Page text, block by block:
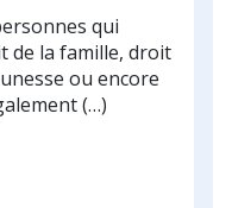
qui
de la famille, droit
ou encore
(…)